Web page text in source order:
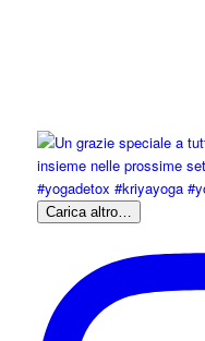
Carica altro…